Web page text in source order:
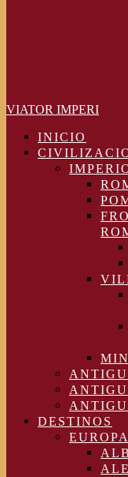
VIATOR IMPERI
INICIO
DESTINOS
EUROPA